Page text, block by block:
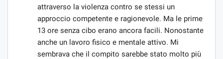
attraverso la violenza contro se stessi un
approccio competente e ragionevole. Ma le prime
13 ore senza cibo erano ancora facili. Nonostante
anche un lavoro fisico e mentale attivo. Mi
sembrava che il compito sarebbe stato molto più